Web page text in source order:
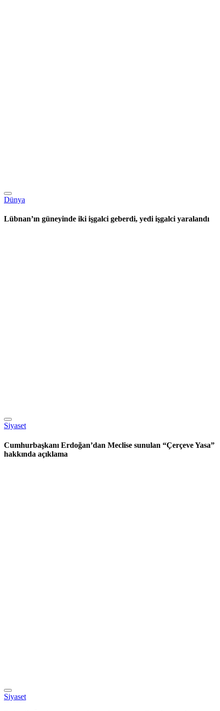
Dünya
Lübnan’ın güneyinde iki işgalci geberdi, yedi işgalci yaralandı
Siyaset
Cumhurbaşkanı Erdoğan’dan Meclise sunulan “Çerçeve Yasa”
hakkında açıklama
Siyaset